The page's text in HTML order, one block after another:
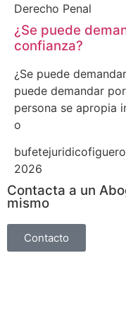
Derecho Penal
¿Se puede
confianza?
¿Se puede
puede demandar
persona se apropia
o
2026
Contacta a un
mismo
Contacto